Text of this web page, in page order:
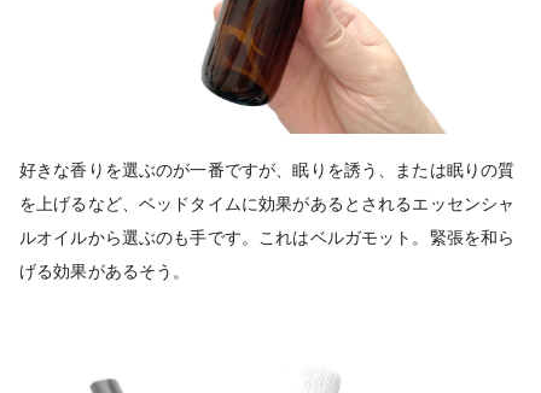
好きな香りを選ぶのが一番ですが、眠りを誘う、または眠りの質
を上げるなど、ベッドタイムに効果があるとされるエッセンシャ
ルオイルから選ぶのも手です。これはベルガモット。緊張を和ら
げる効果があるそう。